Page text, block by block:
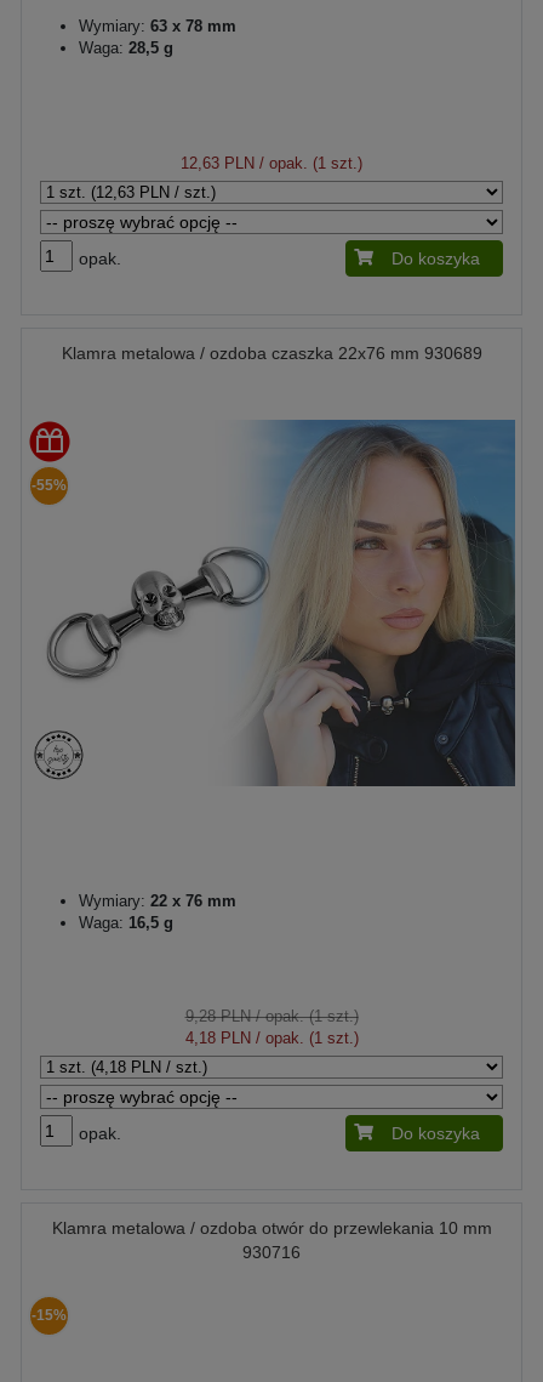
Wymiary: 63 x 78 mm
Waga: 28,5 g
12,63 PLN / opak. (1 szt.)
opak. Do koszyka
Klamra metalowa / ozdoba czaszka 22x76 mm 930689
-55%
Wymiary: 22 x 76 mm
Waga: 16,5 g
9,28 PLN/ opak. (1 szt.)
4,18 PLN/ opak. (1 szt.)
opak. Do koszyka
Klamra metalowa / ozdoba otwór do przewlekania 10 mm
930716
-15%